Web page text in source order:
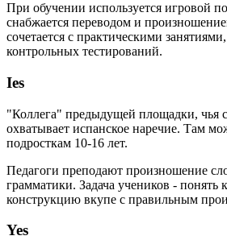
При обучении используется игровой
снабжается переводом и
сочетается с практическими
контрольных тестирований.
Ies
"Коллега" предыдущей площадки, чья
охватывает испанское наречие. Там
подросткам 10-16 лет.
Педагоги преподают произношение
грамматики. Задача учеников -
конструкцию вкупе с правильным
Yes